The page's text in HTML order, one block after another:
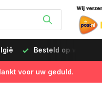
vóór 12:00 uur, de
voor uw geduld.